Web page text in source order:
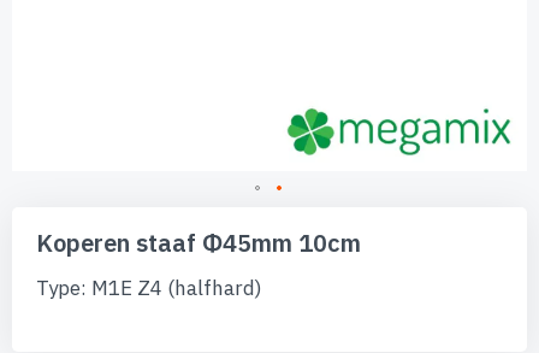
naar
begin
Koperen staaf Φ45mm 10cm
Type: M1E Z4 (halfhard)